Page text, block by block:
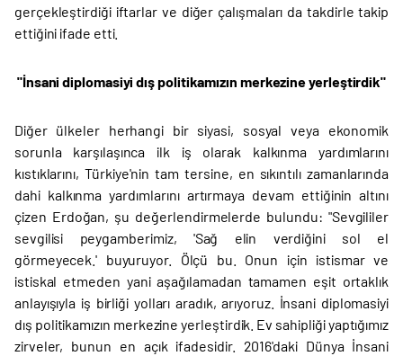
gerçekleştirdiği iftarlar ve diğer çalışmaları da takdirle takip
ettiğini ifade etti.
"İnsani diplomasiyi dış politikamızın merkezine yerleştirdik"
Diğer ülkeler herhangi bir siyasi, sosyal veya ekonomik
sorunla karşılaşınca ilk iş olarak kalkınma yardımlarını
kıstıklarını, Türkiye'nin tam tersine, en sıkıntılı zamanlarında
dahi kalkınma yardımlarını artırmaya devam ettiğinin altını
çizen Erdoğan, şu değerlendirmelerde bulundu: "Sevgililer
sevgilisi peygamberimiz, 'Sağ elin verdiğini sol el
görmeyecek.' buyuruyor. Ölçü bu. Onun için istismar ve
istiskal etmeden yani aşağılamadan tamamen eşit ortaklık
anlayışıyla iş birliği yolları aradık, arıyoruz. İnsani diplomasiyi
dış politikamızın merkezine yerleştirdik. Ev sahipliği yaptığımız
zirveler, bunun en açık ifadesidir. 2016'daki Dünya İnsani